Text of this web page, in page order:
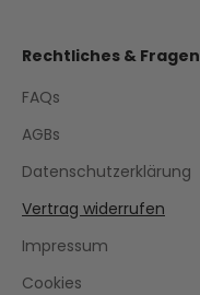
Rechtliches & Fragen
FAQs
AGBs
Datenschutzerklärung
Vertrag widerrufen
Impressum
Cookies